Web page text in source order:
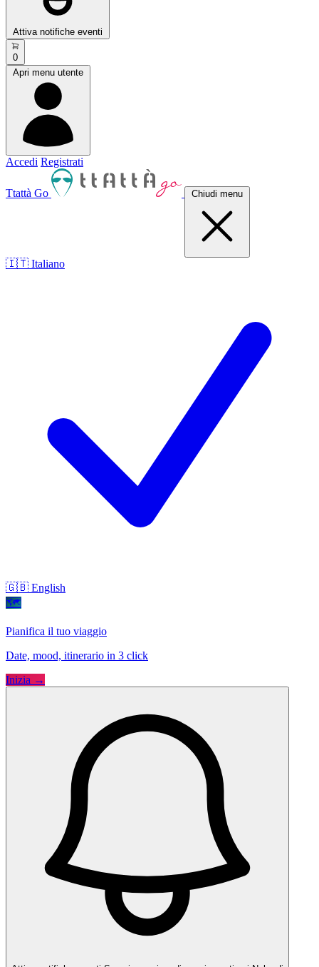
Attiva notifiche eventi
0
Apri menu utente
Accedi Registrati
Ttattà Go Chiudi menu
🇮🇹 Italiano
🇬🇧 English
🗺
Pianifica il tuo viaggio
Date, mood, itinerario in 3 click
Inizia →